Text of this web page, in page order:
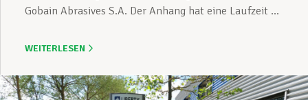
Gobain Abrasives S.A. Der Anhang hat eine Laufzeit ...
WEITERLESEN